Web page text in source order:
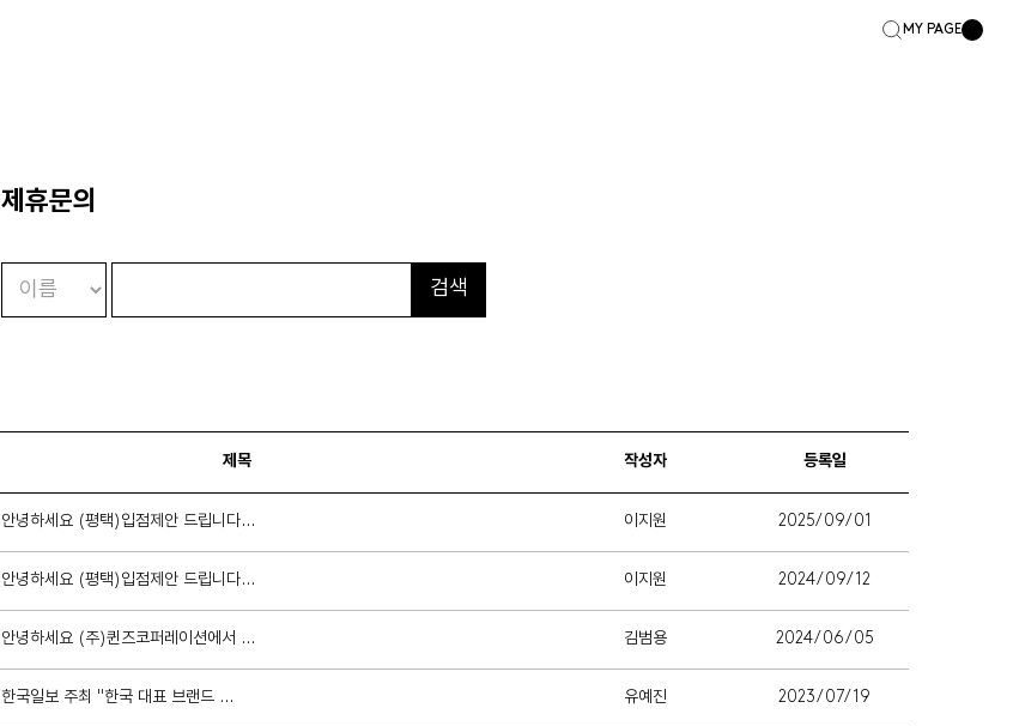
MY PAGE
제휴문의
검색
제목 작성자 등록일
안녕하세요 (평택)입점제안 드립니다... 이지원 2025/09/01
안녕하세요 (평택)입점제안 드립니다... 이지원 2024/09/12
안녕하세요 (주)퀸즈코퍼레이션에서 ... 김범용 2024/06/05
한국일보 주최 "한국 대표 브랜드 ... 유예진 2023/07/19